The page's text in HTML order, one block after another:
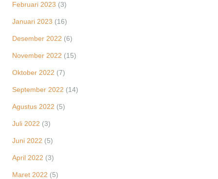
Februari 2023 (3)
Januari 2023 (16)
Desember 2022 (6)
November 2022 (15)
Oktober 2022 (7)
September 2022 (14)
Agustus 2022 (5)
Juli 2022 (3)
Juni 2022 (5)
April 2022 (3)
Maret 2022 (5)